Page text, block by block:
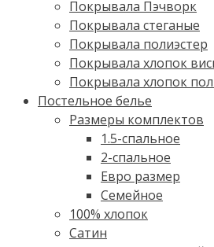
Покрывала Пэчворк
Покрывала стеганые
Покрывала полиэстер
Покрывала хлопок
Покрывала хлопок
Постельное белье
Размеры комплектов
1.5-спальное
2-спальное
Евро размер
Семейное
100% хлопок
Cатин